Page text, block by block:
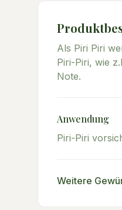
Als Piri Piri
Piri-Piri, wie
Note.
Anwendung
Piri-Piri
Weitere